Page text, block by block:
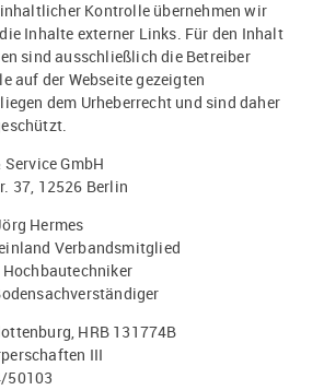
Kontrolle übernehmen wir
Inhalte externer Links. Für den Inhalt
sind ausschließlich die Betreiber
auf der Webseite gezeigten
dem Urheberrecht und sind daher
GmbH
37, 12526 Berlin
Hermes
Verbandsmitglied
HRB 131774B
III
50103